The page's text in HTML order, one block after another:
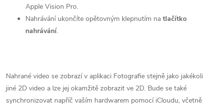
Apple Vision Pro.
Nahrávání ukončíte opětovným klepnutím na tlačítko
nahrávání.
Nahrané video se zobrazí v aplikaci Fotografie stejně jako jakékoli
jiné 2D video a lze jej okamžitě zobrazit ve 2D. Bude se také
synchronizovat napříč vaším hardwarem pomocí iCloudu, včetně